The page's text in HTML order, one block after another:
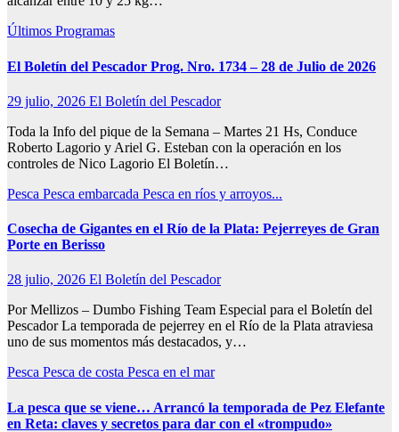
Últimos Programas
El Boletín del Pescador Prog. Nro. 1734 – 28 de Julio de 2026
29 julio, 2026 El Boletín del Pescador
Toda la Info del pique de la Semana – Martes 21 Hs, Conduce
Roberto Lagorio y Ariel G. Esteban con la operación en los
controles de Nico Lagorio El Boletín…
Pesca Pesca embarcada Pesca en ríos y arroyos...
Cosecha de Gigantes en el Río de la Plata: Pejerreyes de Gran
Porte en Berisso
28 julio, 2026 El Boletín del Pescador
Por Mellizos – Dumbo Fishing Team Especial para el Boletín del
Pescador La temporada de pejerrey en el Río de la Plata atraviesa
uno de sus momentos más destacados, y…
Pesca Pesca de costa Pesca en el mar
La pesca que se viene… Arrancó la temporada de Pez Elefante
en Reta: claves y secretos para dar con el «trompudo»